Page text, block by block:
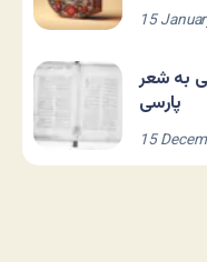
15
به شعر
پارسی
15